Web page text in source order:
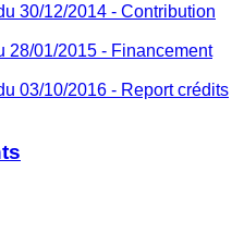
30/12/2014 - Contribution
28/01/2015 - Financement
03/10/2016 - Report crédits